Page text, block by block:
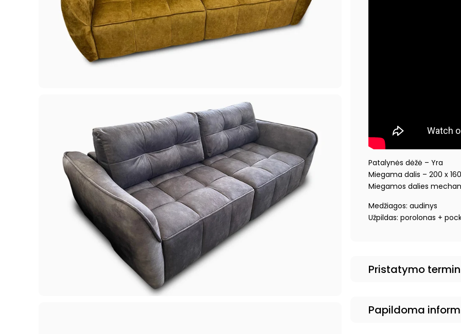
Patalynės dėžė – Yra
Miegama dalis – 200 x
Miegamos dalies
Medžiagos: audinys
Užpildas: porolonas +
Pristatymo
Papildoma